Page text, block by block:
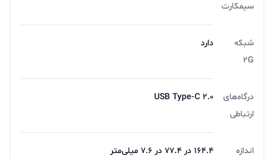
سیمکارت
شبکه
2G
دارد
درگاه‌های
ارتباطی
USB Type-C ۲.۰
اندازه 164.4 در 77.4 در 7.6 میلی‌متر